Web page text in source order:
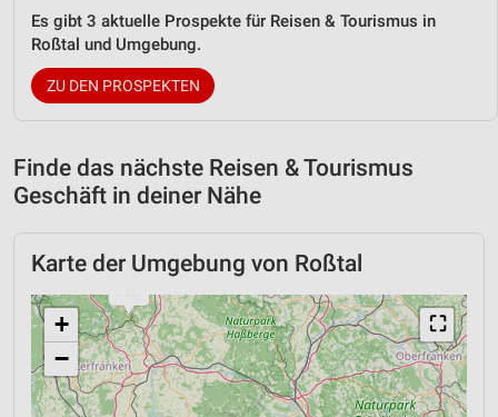
Es gibt 3 aktuelle Prospekte für Reisen & Tourismus in
Roßtal und Umgebung.
ZU DEN PROSPEKTEN
Finde das nächste Reisen & Tourismus
Geschäft in deiner Nähe
Karte der Umgebung von Roßtal
⛶
+
−